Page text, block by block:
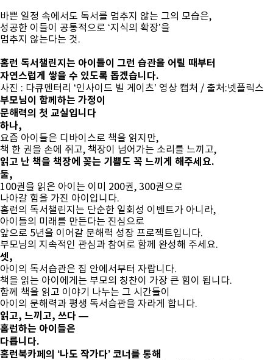
바쁜 일정 속에서도 독서를 멈추지 않는 그의 모습은,
성공한 이들이 공통적으로 ‘지식의 확장’을
멈추지 않는다는 것.
홈런 독서챌린지는 아이들이 그런 습관을 어릴 때부터
자연스럽게 쌓을 수 있도록 돕겠습니다.
사진 : 다큐멘터리 ‘인사이드 빌 게이츠’ 영상 캡처 / 출처:넷플릭스
부모님이 함께하는 가정이
문해력의 첫 교실입니다
하나,
요즘 아이들은 디바이스로 책을 읽지만,
책 한 권을 손에 쥐고, 책장이 넘어가는 소리를 느끼고,
읽고 난 책을 책장에 꽂는 기쁨도 꼭 느끼게 해주세요.
둘,
100권을 읽은 아이는 이미 200권, 300권으로
나아갈 힘을 가진 아이입니다.
홈런의 독서챌린지는 단순한 일회성 이벤트가 아니라,
아이들의 미래를 만든다는 진심으로
앞으로 5년을 이어갈 문해력 성장 프로젝트입니다.
부모님의 지속적인 관심과 참여로 함께 완성해 주세요.
셋,
아이의 독서습관은 집 안에서부터 자랍니다.
책을 읽는 아이에게는 부모의 칭찬이 가장 큰 힘이 됩니다.
함께 책을 읽고 이야기 나누는 그 시간들이
아이의 문해력과 평생 독서습관을 자라게 합니다.
읽고, 느끼고, 쓰다 —
홈런하는 아이들은
다릅니다.
홈런북카페의 ‘나도 작가다’ 코너를 통해